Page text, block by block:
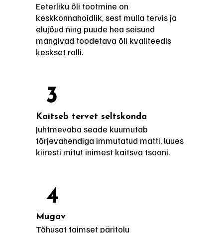
Eeterliku õli tootmine on
keskkonnahoidlik, sest mulla tervis ja
elujõud ning puude hea seisund
mängivad toodetava õli kvaliteedis
keskset rolli.
3
Kaitseb tervet seltskonda
Juhtmevaba seade kuumutab
tõrjevahendiga immutatud matti, luues
kiiresti mitut inimest kaitsva tsooni.
4
Mugav
Tõhusat taimset päritolu